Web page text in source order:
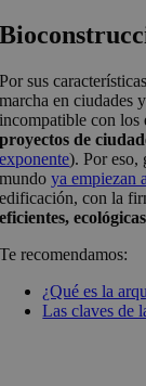
Por sus
marcha en ciudades
incompatible con los
proyectos de
exponente). Por eso,
mundoya empiezan
edificación, con la
eficientes,
Te recomendamos:
¿Qué es la
Las claves de